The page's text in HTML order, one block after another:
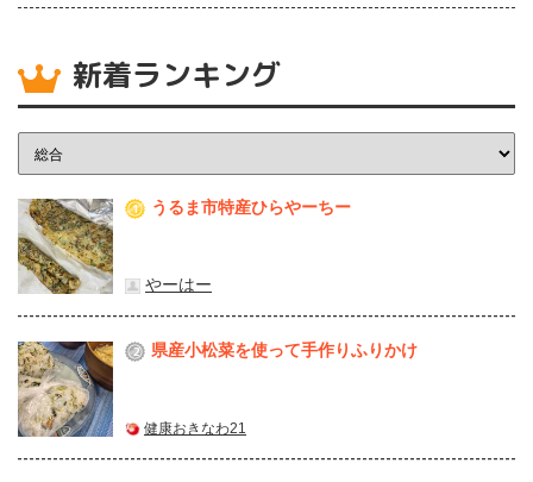
新着ランキング
1 うるま市特産ひらやーちー
やーはー
2 県産⼩松菜を使って⼿作りふりかけ
健康おきなわ21